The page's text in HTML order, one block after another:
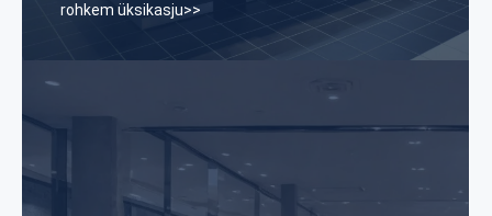
rohkem üksikasju>>
Restoran kulutas palju aega töötajate